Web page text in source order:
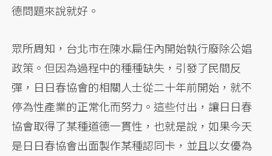
德問題來說就好。
眾所周知，台北市在陳水扁任內開始執行廢除公娼
政策。但因為過程中的種種缺失，引發了民間反
彈，日日春協會的相關人士從二十年前開始，就不
停為性產業的正常化而努力。這些付出，讓日日春
協會取得了某種道德一貫性，也就是說，如果今天
是日日春協會出面製作某種認同卡，並且以女優為